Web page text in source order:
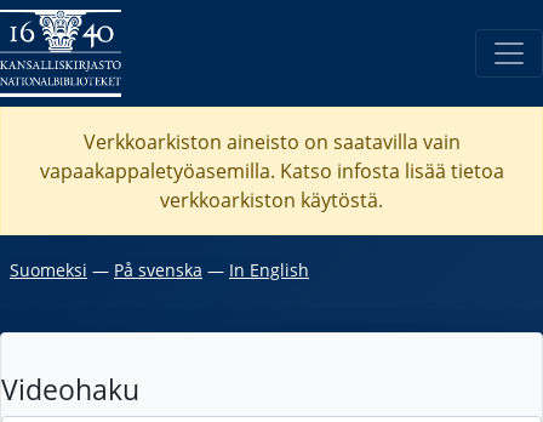
Verkkoarkiston aineisto on saatavilla vain
vapaakappaletyöasemilla. Katso infosta lisää tietoa
verkkoarkiston käytöstä.
Suomeksi ― På svenska ― In English
Videohaku